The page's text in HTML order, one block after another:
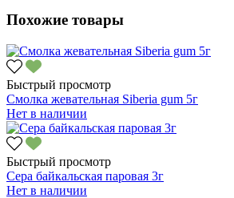
Похожие товары
Быстрый просмотр
Смолка жевательная Siberia gum 5г
Нет в наличии
Быстрый просмотр
Сера байкальская паровая 3г
Нет в наличии